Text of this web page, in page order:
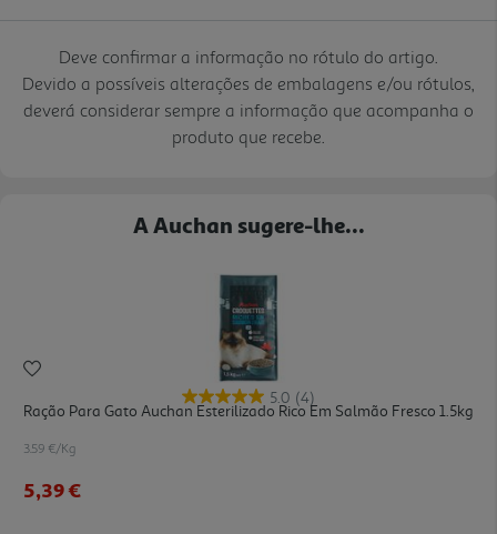
Deve confirmar a informação no rótulo do artigo.
Devido a possíveis alterações de embalagens e/ou rótulos,
deverá considerar sempre a informação que acompanha o
produto que recebe.
A Auchan sugere-lhe...
5.0 (4)
Ração Para Gato Auchan Esterilizado Rico Em Salmão Fresco 1.5kg
3.59 €/Kg
5,39 €